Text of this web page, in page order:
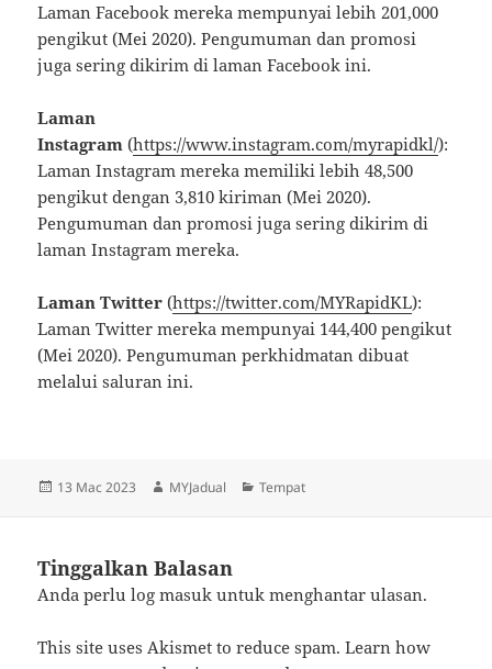
Laman Facebook mereka mempunyai lebih 201,000
pengikut (Mei 2020). Pengumuman dan promosi
juga sering dikirim di laman Facebook ini.
Laman
Instagram(https://www.instagram.com/myrapidkl/):
Laman Instagram mereka memiliki lebih 48,500
pengikut dengan 3,810 kiriman (Mei 2020).
Pengumuman dan promosi juga sering dikirim di
laman Instagram mereka.
Laman Twitter(https://twitter.com/MYRapidKL):
Laman Twitter mereka mempunyai 144,400 pengikut
(Mei 2020). Pengumuman perkhidmatan dibuat
melalui saluran ini.
Dikirimkan
13 Mac 2023 Pengarang
MYJadual Kategori
Tempat
Tinggalkan Balasan
Anda perlulog masuk untuk menghantar ulasan.
This site uses Akismet to reduce spam.Learn how